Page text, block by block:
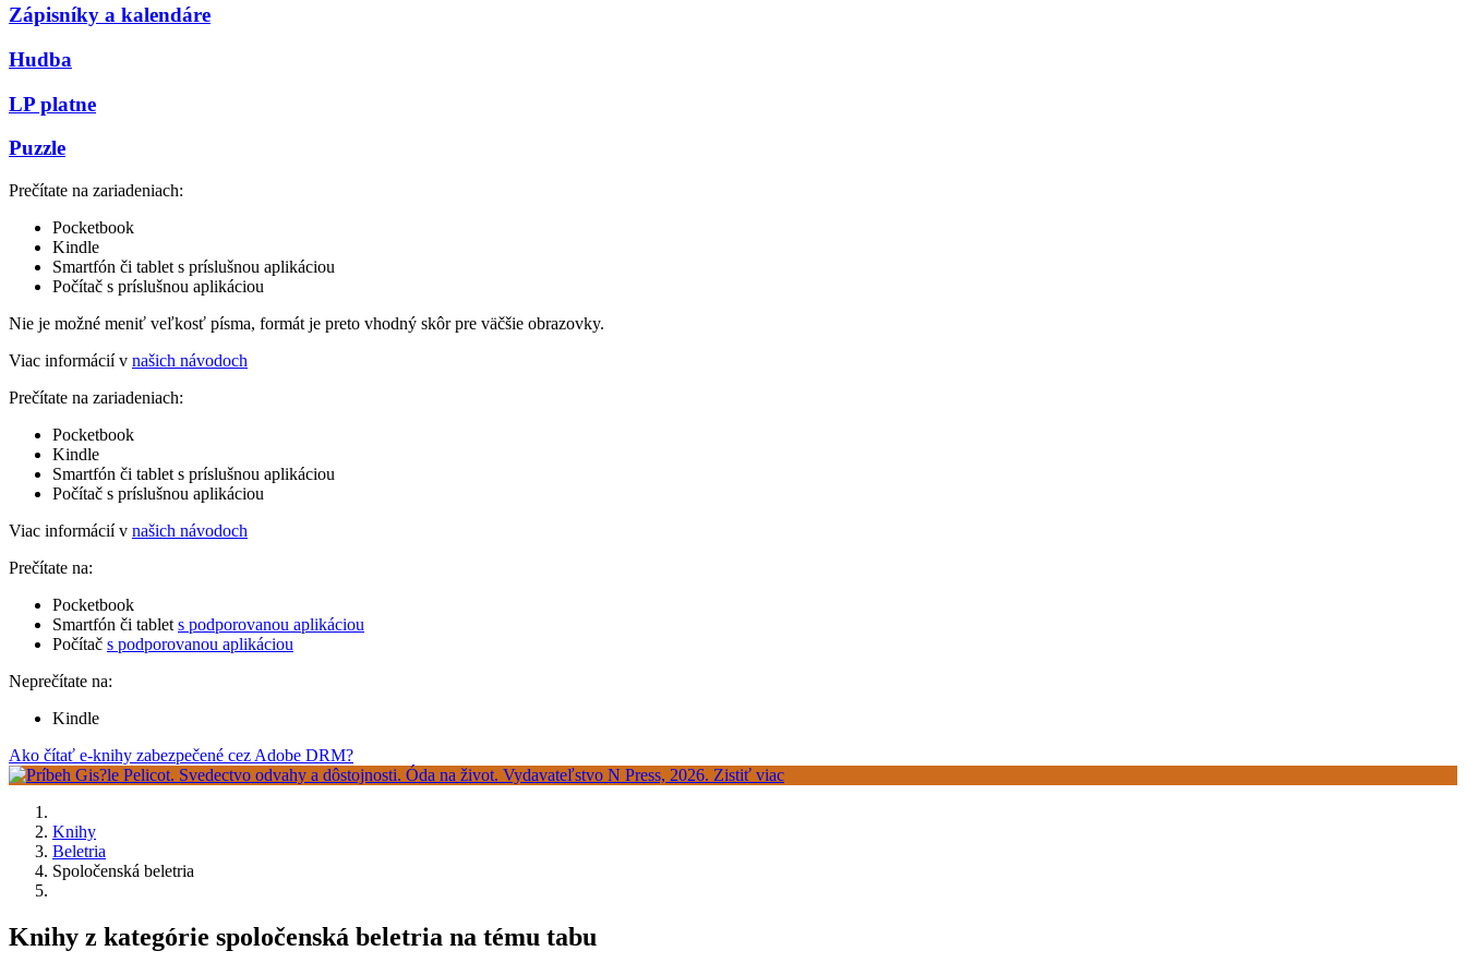
Zápisníky a kalendáre
Hudba
LP platne
Puzzle
Prečítate na zariadeniach:
Pocketbook
Kindle
Smartfón či tablet s príslušnou aplikáciou
Počítač s príslušnou aplikáciou
Nie je možné meniť veľkosť písma, formát je preto vhodný skôr pre väčšie obrazovky.
Viac informácií v našich návodoch
Prečítate na zariadeniach:
Pocketbook
Kindle
Smartfón či tablet s príslušnou aplikáciou
Počítač s príslušnou aplikáciou
Viac informácií v našich návodoch
Prečítate na:
Pocketbook
Smartfón či tablet s podporovanou aplikáciou
Počítač s podporovanou aplikáciou
Neprečítate na:
Kindle
Ako čítať e-knihy zabezpečené cez Adobe DRM?
Knihy
Beletria
Spoločenská beletria
Knihy z kategórie spoločenská beletria na tému tabu